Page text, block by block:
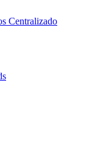
Centralizado